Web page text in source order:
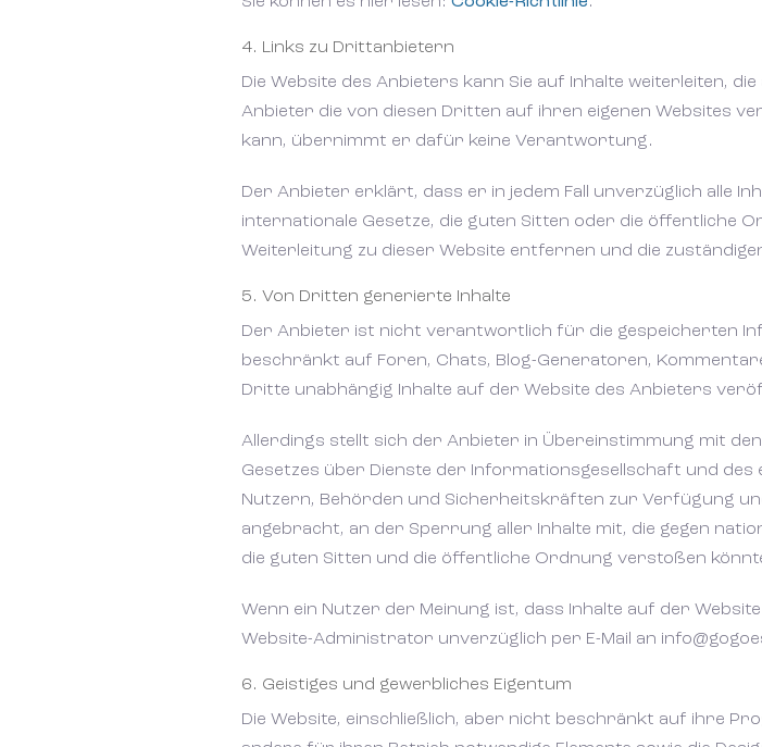
Heim
Über uns
Besichtigungstouren
NachrichtBel mij terug
Ich akzeptiere die Cookie-Richtlinie, die Datenschutzrichtlinie
und die Allgemeinen Geschäftsbedingungen.
Abonnieren Sie unseren Newsletter.
Bel mij terug
Ich akzeptiere die Cookie-Richtlinie, die Datenschutzrichtlinie
und die Allgemeinen Geschäftsbedingungen.
Abonnieren Sie unseren Newsletter.
4. Links zu Drittanbietern
Die Website des Anbieters kann Sie auf Inhalte weiterleiten,
Anbieter die von diesen Dritten auf ihren eigenen Websites
kann, übernimmt er dafür keine Verantwortung.
Der Anbieter erklärt, dass er in jedem Fall unverzüglich alle
internationale Gesetze, die guten Sitten oder die öffentliche
Weiterleitung zu dieser Website entfernen und die
5. Von Dritten generierte Inhalte
Der Anbieter ist nicht verantwortlich für die gespeicherten
beschränkt auf Foren, Chats, Blog-Generatoren,
Dritte unabhängig Inhalte auf der Website des Anbieters
Allerdings stellt sich der Anbieter in Übereinstimmung mit
Gesetzes über Dienste der Informationsgesellschaft und des
Nutzern, Behörden und Sicherheitskräften zur Verfügung
angebracht, an der Sperrung aller Inhalte mit, die gegen
die guten Sitten und die öffentliche Ordnung verstoßen
Wenn ein Nutzer der Meinung ist, dass Inhalte auf der
Website-Administrator unverzüglich per E-Mail an
6. Geistiges und gewerbliches Eigentum
Die Website, einschließlich, aber nicht beschränkt auf ihre